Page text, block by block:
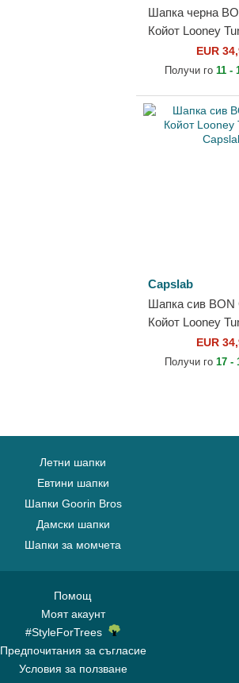
Шапка черна
Койот Looney
EUR
Получи го11 -
Capslab
Шапка сив BON
Койот Looney
EUR
Получи го 17 -
Летни шапки
Евтини шапки
Шапки Goorin Bros
Дамски шапки
Шапки за момчета
Помощ
Моят акаунт
#StyleForTrees
Предпочитания за съгласие
Условия за ползване